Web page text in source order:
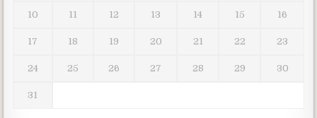
10 11 12 13 14 15 16
17 18 19 20 21 22 23
24 25 26 27 28 29 30
31